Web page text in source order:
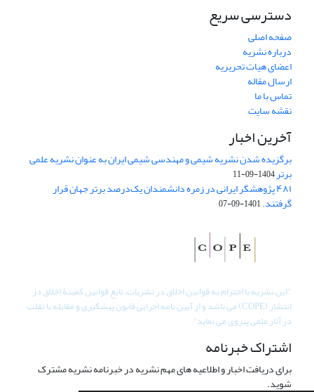
دسترسی سریع
صفحه اصلی
درباره نشریه
اعضای هیات تحریریه
ارسال مقاله
تماس با ما
نقشه سایت
آخرین اخبار
برگزیده شدن نشریه شیمی و مهندسی شیمی ایران به عنوان نشریه علمی
برتر1404-09-11
۴۸۱ پژوهشگر ایرانی در زمره دانشمندان یک‌درصد برتر جهان قرار
گرفتند.1401-09-07
"این نشریه با احترام به قوانین اخلاق در نشریات، تابع قوانین کمیتۀ اخلاق در
انتشار (COPE) می باشد و از آیین نامه اجرایی قانون پیشگیری و مقابله با تقلب
در آثار علمی پیروی می نماید".
اشتراک خبرنامه
برای دریافت اخبار و اطلاعیه های مهم نشریه در خبرنامه نشریه مشترک
شوید.